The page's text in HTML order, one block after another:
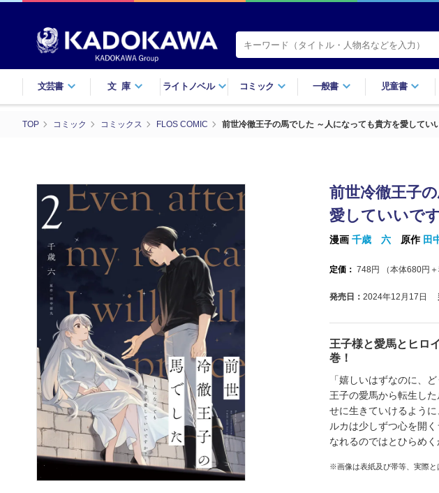
文芸書 文庫 ライトノベル コミック 一般書 児童書
TOP コミック コミックス FLOS COMIC 前世冷徹王子の馬でした ～人になっても貴方を愛してい
前世冷徹王子
愛していいで
漫画 千歳 六 原作 田
定価： 748円 （本体680円＋
発売日： 2024年12月17日
王子様と愛馬とヒロ
巻！
「嬉しいはずなのに、
王子の愛馬から転生し
せに生きていけるよう
ルカは少しずつ心を開
なれるのではとひらめ
※画像は表紙及び帯等、実際と